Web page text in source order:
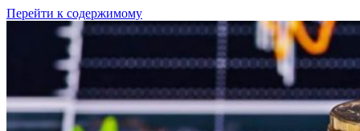
Перейти к содержимому